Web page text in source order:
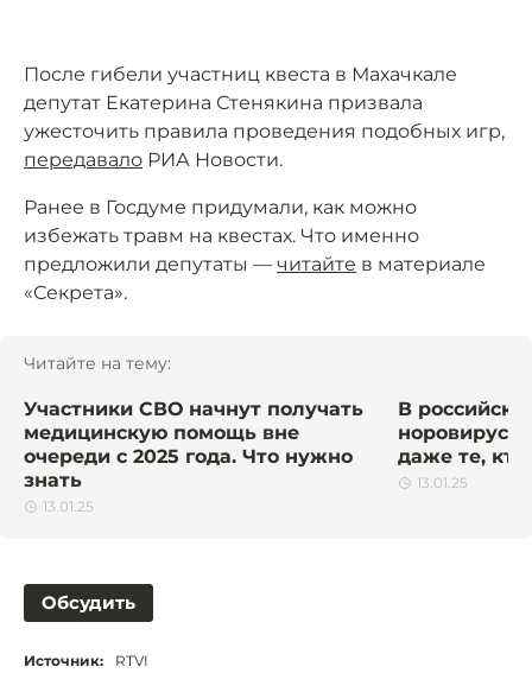
После гибели участниц квеста в Махачкале
депутат Екатерина Стенякина призвала
ужесточить правила проведения подобных игр,
передавало РИА Новости.
Ранее в Госдуме придумали, как можно
избежать травм на квестах. Что именно
предложили депутаты — читайте в материале
«Секрета».
Читайте на тему:
Участники СВО начнут получать
медицинскую помощь вне
очереди с 2025 года. Что нужно
знать
13.01.25
В
норовирус.
даже те, кто
13.01.25
Обсудить
Источник: RTVI